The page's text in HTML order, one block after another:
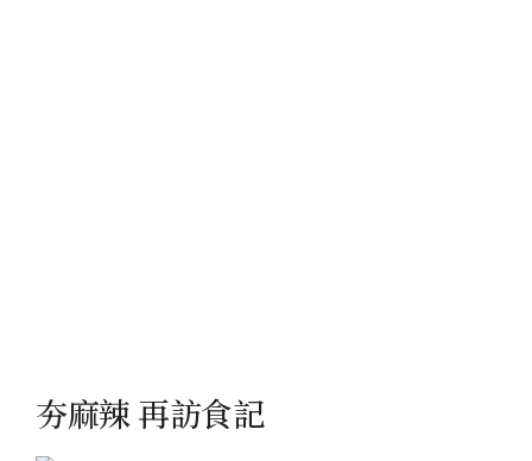
夯麻辣 再訪食記